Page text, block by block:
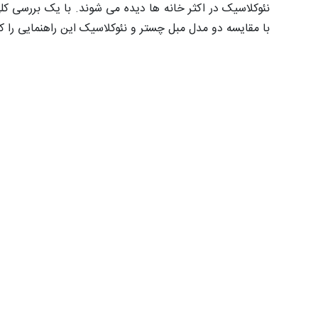
با مقایسه دو مدل مبل چستر و نئوکلاسیک این راهنمایی